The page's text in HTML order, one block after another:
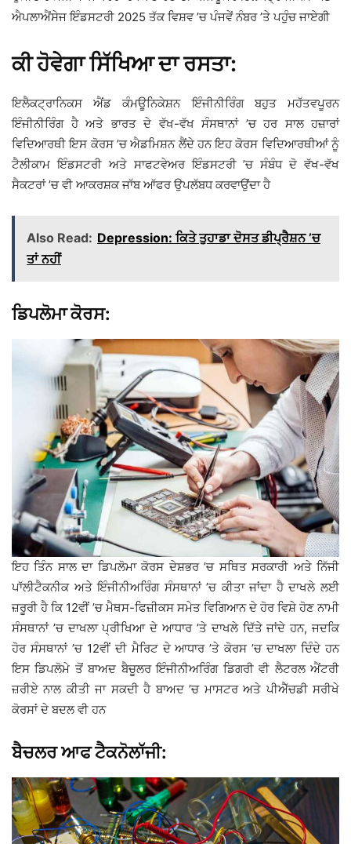
ਐਪਲਾਐਂਸੇਜ ਇੰਡਸਟਰੀ 2025 ਤੱਕ ਵਿਸ਼ਵ ’ਚ ਪੰਜਵੇਂ ਨੰਬਰ ’ਤੇ ਪਹੁੰਚ ਜਾਏਗੀ
ਕੀ ਹੋਵੇਗਾ ਸਿੱਖਿਆ ਦਾ ਰਸਤਾ:
ਇਲੈਕਟ੍ਰਾਨਿਕਸ ਐਂਡ ਕੰਮਊਨਿਕੇਸ਼ਨ ਇੰਜੀਨੀਰਿੰਗ ਬਹੁਤ ਮਹੱਤਵਪੂਰਨ
ਇੰਜੀਨੀਰਿੰਗ ਹੈ ਅਤੇ ਭਾਰਤ ਦੇ ਵੱਖ-ਵੱਖ ਸੰਸਥਾਨਾਂ ’ਚ ਹਰ ਸਾਲ ਹਜ਼ਾਰਾਂ
ਵਿਦਿਆਰਥੀ ਇਸ ਕੋਰਸ ’ਚ ਐਡਮਿਸ਼ਨ ਲੈਂਦੇ ਹਨ ਇਹ ਕੋਰਸ ਵਿਦਿਆਰਥੀਆਂ ਨੂੰ
ਟੈਲੀਕਾਮ ਇੰਡਸਟਰੀ ਅਤੇ ਸਾਫਟਵੇਅਰ ਇੰਡਸਟਰੀ ’ਚ ਸੰਬੰਧ ਦੋ ਵੱਖ-ਵੱਖ
ਸੈਕਟਰਾਂ ’ਚ ਵੀ ਆਕਰਸ਼ਕ ਜਾੱਬ ਆੱਫਰ ਉਪਲੱਬਧ ਕਰਵਾਉਂਦਾ ਹੈ
Also Read: Depression: ਕਿਤੇ ਤੁਹਾਡਾ ਦੋਸਤ ਡੀਪ੍ਰੈਸ਼ਨ ’ਚ
ਤਾਂ ਨਹੀਂ
ਡਿਪਲੋਮਾ ਕੋਰਸ:
ਇਹ ਤਿੰਨ ਸਾਲ ਦਾ ਡਿਪਲੋਮਾ ਕੋਰਸ ਦੇਸ਼ਭਰ ’ਚ ਸਥਿਤ ਸਰਕਾਰੀ ਅਤੇ ਨਿੱਜੀ
ਪਾੱਲੀਟੈਕਨੀਕ ਅਤੇ ਇੰਜੀਨੀਅਰਿੰਗ ਸੰਸਥਾਨਾਂ ’ਚ ਕੀਤਾ ਜਾਂਦਾ ਹੈ ਦਾਖਲੇ ਲਈ
ਜ਼ਰੂਰੀ ਹੈ ਕਿ 12ਵੀਂ ’ਚ ਮੈਥਸ-ਫਿਜ਼ੀਕਸ ਸਮੇਤ ਵਿਗਿਆਨ ਦੇ ਹੋਰ ਵਿਸ਼ੇ ਹੋਣ ਨਾਮੀ
ਸੰਸਥਾਨਾਂ ’ਚ ਦਾਖਲਾ ਪ੍ਰੀਖਿਆ ਦੇ ਆਧਾਰ ’ਤੇ ਦਾਖਲੇ ਦਿੱਤੇ ਜਾਂਦੇ ਹਨ, ਜਦਕਿ
ਹੋਰ ਸੰਸਥਾਨਾਂ ’ਚ 12ਵੀਂ ਦੀ ਮੈਰਿਟ ਦੇ ਆਧਾਰ ’ਤੇ ਕੋਰਸ ’ਚ ਦਾਖਲਾ ਦਿੰਦੇ ਹਨ
ਇਸ ਡਿਪਲੋਮੇ ਤੋਂ ਬਾਅਦ ਬੈਚੂਲਰ ਇੰਜੀਨੀਅਰਿੰਗ ਡਿਗਰੀ ਵੀ ਲੈਟਰਲ ਐਂਟਰੀ
ਜ਼ਰੀਏ ਨਾਲ ਕੀਤੀ ਜਾ ਸਕਦੀ ਹੈ ਬਾਅਦ ’ਚ ਮਾਸਟਰ ਅਤੇ ਪੀਐੱਚਡੀ ਸਰੀਖੇ
ਕੋਰਸਾਂ ਦੇ ਬਦਲ ਵੀ ਹਨ
ਬੈਚਲਰ ਆਫ ਟੈਕਨੋਲਾੱਜੀ: